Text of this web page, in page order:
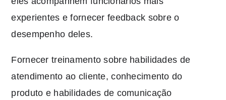
experientes e fornecer feedback sobre o
desempenho deles.
Fornecer treinamento sobre habilidades de
atendimento ao cliente, conhecimento do
produto e habilidades de comunicação